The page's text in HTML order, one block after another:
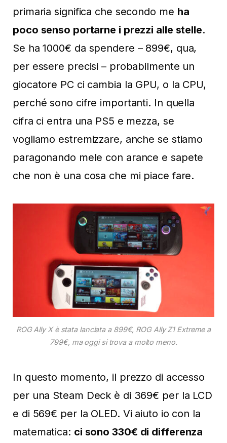
primaria significa che secondo me ha
poco senso portarne i prezzi alle stelle.
Se ha 1000€ da spendere – 899€, qua,
per essere precisi – probabilmente un
giocatore PC ci cambia la GPU, o la CPU,
perché sono cifre importanti. In quella
cifra ci entra una PS5 e mezza, se
vogliamo estremizzare, anche se stiamo
paragonando mele con arance e sapete
che non è una cosa che mi piace fare.
ROG Ally X è stata lanciata a 899€, ROG Ally Z1 Extreme a
799€, ma oggi si trova a molto meno.
In questo momento, il prezzo di accesso
per una Steam Deck è di 369€ per la LCD
e di 569€ per la OLED. Vi aiuto io con la
matematica: ci sono 330€ di differenza